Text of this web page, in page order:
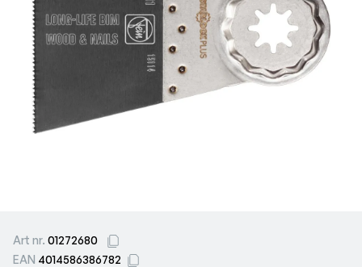
Art nr. 01272680
EAN 4014586386782